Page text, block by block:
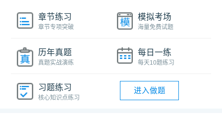
章节练习
章节专项突破
模拟考场
海量免费试题
历年真题
真题实战演练
每日一练
每天10题练习
习题练习
核心知识点练习
进入做题